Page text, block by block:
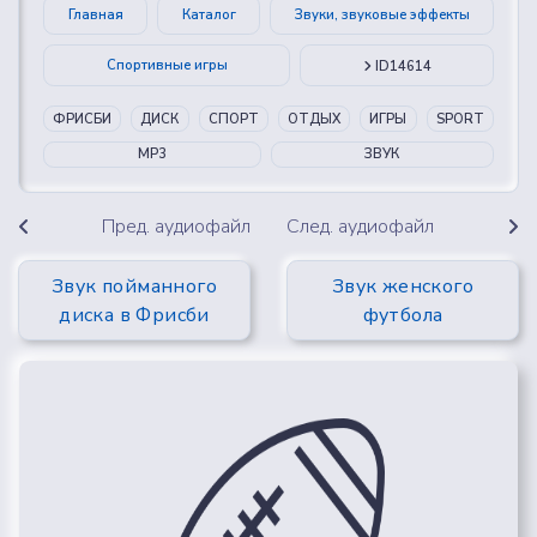
Главная Каталог Звуки, звуковые эффекты
Спортивные игры ID14614
ФРИСБИ ДИСК СПОРТ ОТДЫХ ИГРЫ
SPORT
MP3
ЗВУК
Пред. аудиофайл
Звук пойманного
диска в Фрисби
След. аудиофайл
Звук женского
футбола